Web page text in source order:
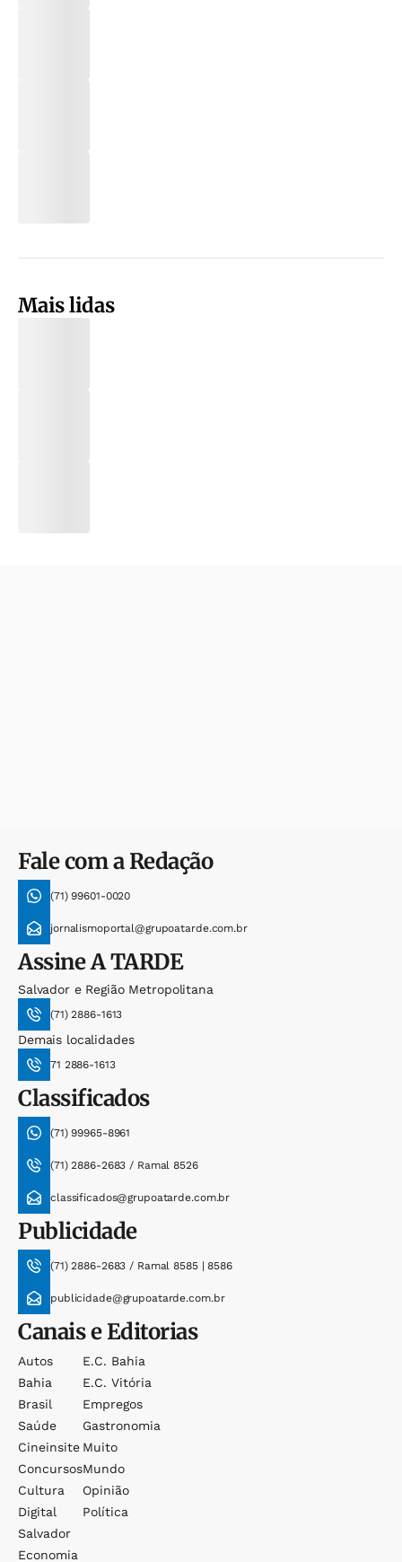
Mais lidas
Fale com a Redação
(71) 99601-0020
jornalismoportal@grupoatarde.com.br
AssineA TARDE
Salvador e Região Metropolitana
(71) 2886-1613
Demais localidades
71 2886-1613
Classificados
(71) 99965-8961
(71) 2886-2683 / Ramal 8526
classificados@grupoatarde.com.br
Publicidade
(71) 2886-2683 / Ramal 8585 | 8586
publicidade@grupoatarde.com.br
Canais e Editorias
Autos
Bahia
Brasil
Saúde
Cineinsite
Concursos
Cultura
Digital
Salvador
Economia
E.c. Bahia
E.c. Vitória
Empregos
Gastronomia
Muito
Mundo
Opinião
Política